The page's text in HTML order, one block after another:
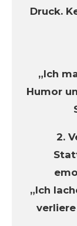
Druck.
„Ich
Humor
2.
„Ich